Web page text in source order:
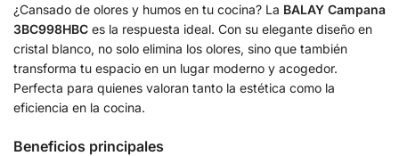
¿Cansado de olores y humos en tu cocina? La BALAY Campana
3BC998HBC es la respuesta ideal. Con su elegante diseño en
cristal blanco, no solo elimina los olores, sino que también
transforma tu espacio en un lugar moderno y acogedor.
Perfecta para quienes valoran tanto la estética como la
eficiencia en la cocina.
Beneficios principales